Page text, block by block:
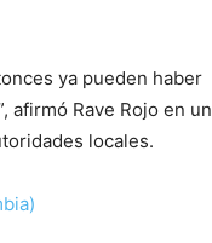
ya pueden haber
afirmó Rave Rojo en un
locales.